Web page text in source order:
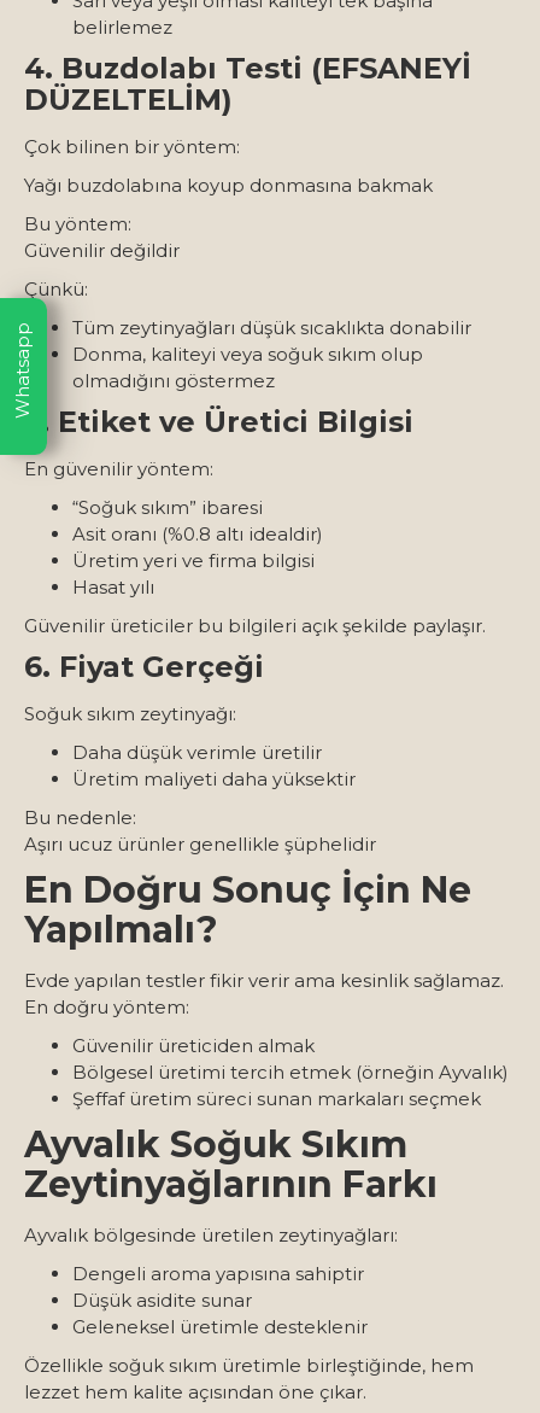
belirlemez
4. Buzdolabı Testi (EFSANEYİ
DÜZELTELİM)
Çok bilinen bir yöntem:
Yağı buzdolabına koyup donmasına bakmak
Bu yöntem:
Güvenilir değildir
Çünkü:
Tüm zeytinyağları düşük sıcaklıkta donabilir
Donma, kaliteyi veya soğuk sıkım olup
olmadığını göstermez
5. Etiket ve Üretici Bilgisi
En güvenilir yöntem:
“Soğuk sıkım” ibaresi
Asit oranı (%0.8 altı idealdir)
Üretim yeri ve firma bilgisi
Hasat yılı
Güvenilir üreticiler bu bilgileri açık şekilde paylaşır.
6. Fiyat Gerçeği
Soğuk sıkım zeytinyağı:
Daha düşük verimle üretilir
Üretim maliyeti daha yüksektir
Bu nedenle:
Aşırı ucuz ürünler genellikle şüphelidir
En Doğru Sonuç İçin Ne
Yapılmalı?
Evde yapılan testler fikir verir ama kesinlik sağlamaz.
En doğru yöntem:
Güvenilir üreticiden almak
Bölgesel üretimi tercih etmek (örneğin Ayvalık)
Şeffaf üretim süreci sunan markaları seçmek
Ayvalık Soğuk Sıkım
Zeytinyağlarının Farkı
Ayvalık bölgesinde üretilen zeytinyağları:
Dengeli aroma yapısına sahiptir
Düşük asidite sunar
Geleneksel üretimle desteklenir
Özellikle soğuk sıkım üretimle birleştiğinde, hem
lezzet hem kalite açısından öne çıkar.
Whatsapp